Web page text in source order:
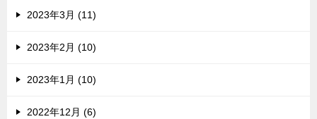
2023年3月 (11)
2023年2月 (10)
2023年1月 (10)
2022年12月 (6)